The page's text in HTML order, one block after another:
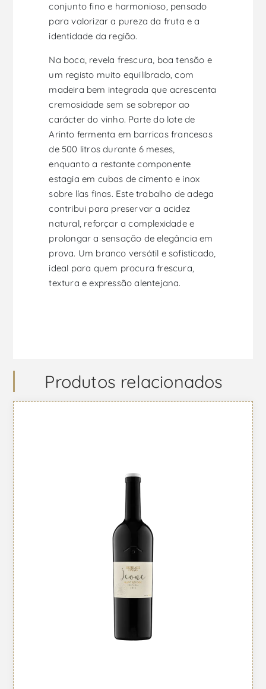
conjunto fino e harmonioso, pensado
para valorizar a pureza da fruta e a
identidade da região.
Na boca, revela frescura, boa tensão e
um registo muito equilibrado, com
madeira bem integrada que acrescenta
cremosidade sem se sobrepor ao
carácter do vinho. Parte do lote de
Arinto fermenta em barricas francesas
de 500 litros durante 6 meses,
enquanto a restante componente
estagia em cubas de cimento e inox
sobre lías finas. Este trabalho de adega
contribui para preservar a acidez
natural, reforçar a complexidade e
prolongar a sensação de elegância em
prova. Um branco versátil e sofisticado,
ideal para quem procura frescura,
textura e expressão alentejana.
Produtos relacionados